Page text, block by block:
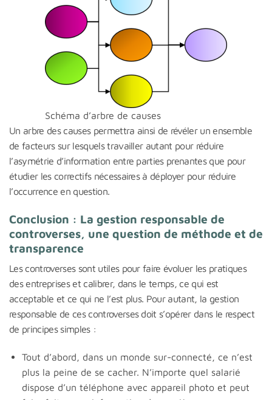
Schéma d’arbre de causes
Un arbre des causes permettra ainsi de révéler un ensemble
de facteurs sur lesquels travailler autant pour réduire
l’asymétrie d’information entre parties prenantes que pour
étudier les correctifs nécessaires à déployer pour réduire
l’occurrence en question.
Conclusion : La gestion responsable de
controverses, une question de méthode et de
transparence
Les controverses sont utiles pour faire évoluer les pratiques
des entreprises et calibrer, dans le temps, ce qui est
acceptable et ce qui ne l’est plus. Pour autant, la gestion
responsable de ces controverses doit s’opérer dans le respect
de principes simples :
Tout d’abord, dans un monde sur-connecté, ce n’est
plus la peine de se cacher. N’importe quel salarié
dispose d’un téléphone avec appareil photo et peut